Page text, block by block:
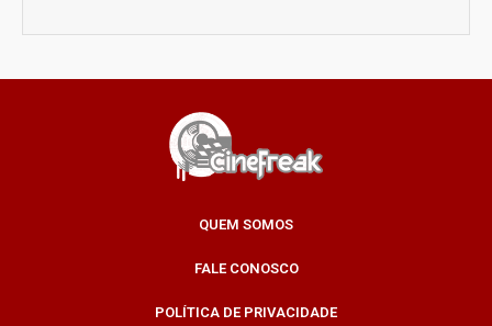
QUEM SOMOS
FALE CONOSCO
POLÍTICA DE PRIVACIDADE